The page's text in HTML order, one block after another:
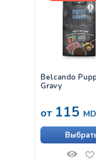
12,5kg
Belcando
Gravy
от 115